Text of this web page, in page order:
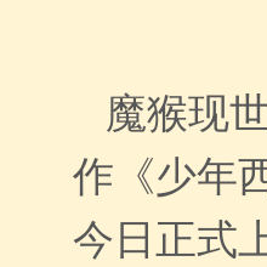
魔猴现
作《少年
今日正式